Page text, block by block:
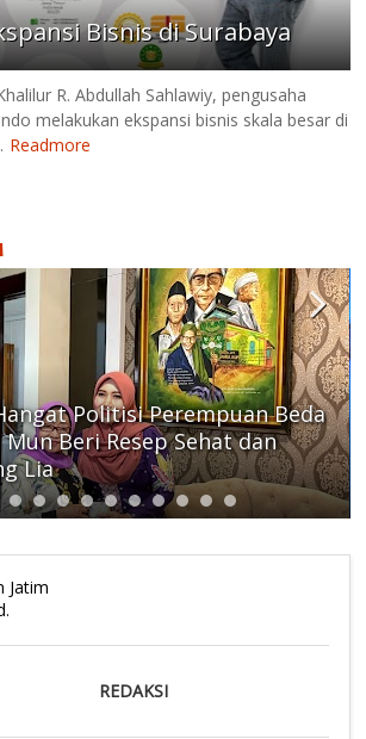
Bisnis di Surabaya
R. Abdullah Sahlawiy, pengusaha
melakukan ekspansi bisnis skala besar di
Readmore
Politisi Perempuan Beda
Mun Beri Resep Sehat dan
Lia
Jatim
REDAKSI